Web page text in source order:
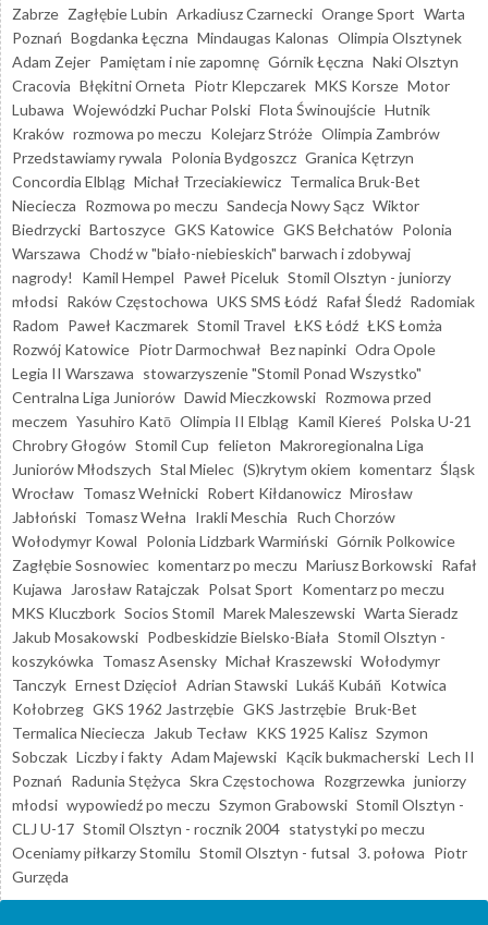
Zabrze Zagłębie Lubin Arkadiusz Czarnecki Orange Sport Warta
Poznań Bogdanka Łęczna Mindaugas Kalonas Olimpia Olsztynek
Adam Zejer Pamiętam i nie zapomnę Górnik Łęczna Naki Olsztyn
Cracovia Błękitni Orneta Piotr Klepczarek MKS Korsze Motor
Lubawa Wojewódzki Puchar Polski Flota Świnoujście Hutnik
Kraków rozmowa po meczu Kolejarz Stróże Olimpia Zambrów
Przedstawiamy rywala Polonia Bydgoszcz Granica Kętrzyn
Concordia Elbląg Michał Trzeciakiewicz Termalica Bruk-Bet
Nieciecza Rozmowa po meczu Sandecja Nowy Sącz Wiktor
Biedrzycki Bartoszyce GKS Katowice GKS Bełchatów Polonia
Warszawa Chodź w "biało-niebieskich" barwach i zdobywaj
nagrody!
Kamil Hempel Paweł Piceluk Stomil Olsztyn - juniorzy
młodsi Raków Częstochowa UKS SMS Łódź Rafał Śledź Radomiak
Radom Paweł Kaczmarek Stomil Travel ŁKS Łódź ŁKS Łomża
Rozwój Katowice Piotr Darmochwał Bez napinki Odra Opole
Legia II Warszawa stowarzyszenie "Stomil Ponad Wszystko"
Centralna Liga Juniorów Dawid Mieczkowski Rozmowa przed
meczem Yasuhiro Katō Olimpia II Elbląg Kamil Kiereś Polska U-21
Chrobry Głogów Stomil Cup felieton Makroregionalna Liga
Juniorów Młodszych Stal Mielec (S)krytym okiem komentarz Śląsk
Wrocław Tomasz Wełnicki Robert Kiłdanowicz Mirosław
Jabłoński Tomasz Wełna Irakli Meschia Ruch Chorzów
Wołodymyr Kowal Polonia Lidzbark Warmiński Górnik Polkowice
Zagłębie Sosnowiec komentarz po meczu Mariusz Borkowski Rafał
Kujawa
Jarosław Ratajczak Polsat Sport Komentarz po meczu
MKS Kluczbork Socios Stomil Marek Maleszewski Warta Sieradz
Jakub Mosakowski Podbeskidzie Bielsko-Biała Stomil Olsztyn -
koszykówka Tomasz Asensky Michał Kraszewski Wołodymyr
Tanczyk Ernest Dzięcioł Adrian Stawski Lukáš Kubáň Kotwica
Kołobrzeg GKS 1962 Jastrzębie GKS Jastrzębie Bruk-Bet
Termalica Nieciecza
Jakub Tecław KKS 1925 Kalisz Szymon
Sobczak Liczby i fakty Adam Majewski Kącik bukmacherski Lech II
Poznań Radunia Stężyca Skra Częstochowa Rozgrzewka juniorzy
młodsi wypowiedź po meczu Szymon Grabowski Stomil Olsztyn -
CLJ U-17 Stomil Olsztyn - rocznik 2004 statystyki po meczu
Oceniamy piłkarzy Stomilu Stomil Olsztyn - futsal 3. połowa Piotr
Gurzęda